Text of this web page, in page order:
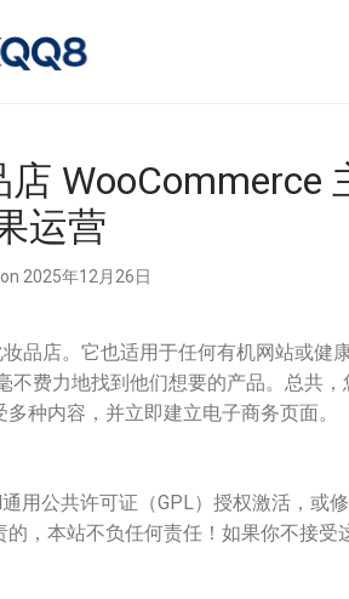
WooCommerce
运营
on 2025年12月26日
品店。它也适用于任何有机网站或健康
不费力地找到他们想要的产品。总共
种内容，并立即建立电子商务页面。
用公共许可证（GPL）授权激活，或
，本站不负任何责任！如果你不接受